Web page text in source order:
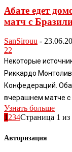
Абате едет
матч с
SanSirouu -
22
Некоторые
Риккардо
Конфедераций.
вчерашнем матче с
Узнать больше
1234Страница 1 из
Авторизация